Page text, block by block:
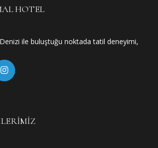
HOTEL
Denizi ile buluştuğu noktada tatil deneyimi,